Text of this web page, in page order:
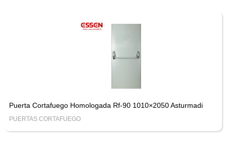
Puerta Cortafuego Homologada Rf-90 1010×2050 Asturmadi
PUERTAS CORTAFUEGO